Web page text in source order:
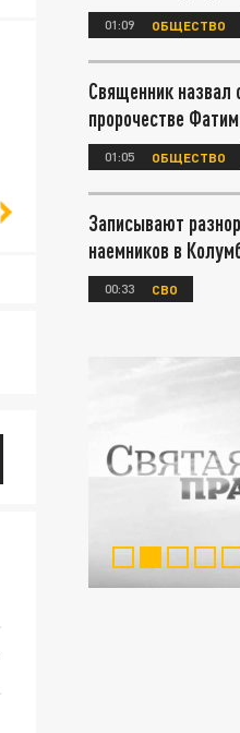
01:09 ОБЩЕСТВО
Священник назвал
пророчестве
01:05 ОБЩЕСТВО
Записывают
наемников в
00:33 СВО